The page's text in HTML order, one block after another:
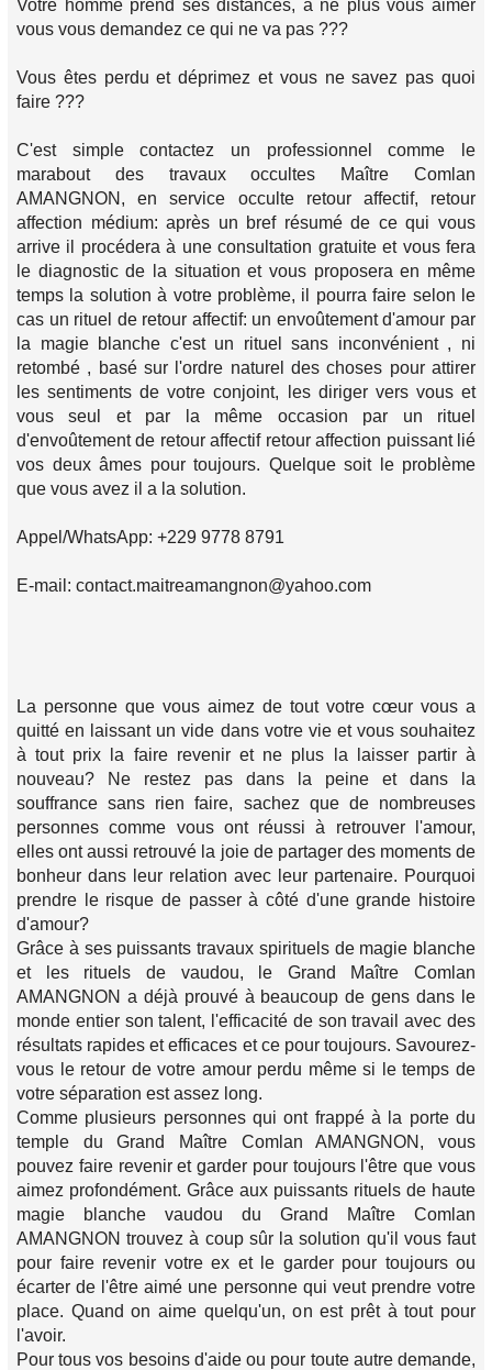
Votre homme prend ses distances, à ne plus vous aimer
vous vous demandez ce qui ne va pas ???
Vous êtes perdu et déprimez et vous ne savez pas quoi
faire ???
C'est simple contactez un professionnel comme le
marabout des travaux occultes Maître Comlan
AMANGNON, en service occulte retour affectif, retour
affection médium: après un bref résumé de ce qui vous
arrive il procédera à une consultation gratuite et vous fera
le diagnostic de la situation et vous proposera en même
temps la solution à votre problème, il pourra faire selon le
cas un rituel de retour affectif: un envoûtement d'amour par
la magie blanche c'est un rituel sans inconvénient , ni
retombé , basé sur l'ordre naturel des choses pour attirer
les sentiments de votre conjoint, les diriger vers vous et
vous seul et par la même occasion par un rituel
d'envoûtement de retour affectif retour affection puissant lié
vos deux âmes pour toujours. Quelque soit le problème
que vous avez il a la solution.
Appel/WhatsApp: +229 9778 8791
E-mail: contact.maitreamangnon@yahoo.com
La personne que vous aimez de tout votre cœur vous a
quitté en laissant un vide dans votre vie et vous souhaitez
à tout prix la faire revenir et ne plus la laisser partir à
nouveau? Ne restez pas dans la peine et dans la
souffrance sans rien faire, sachez que de nombreuses
personnes comme vous ont réussi à retrouver l'amour,
elles ont aussi retrouvé la joie de partager des moments de
bonheur dans leur relation avec leur partenaire. Pourquoi
prendre le risque de passer à côté d'une grande histoire
d'amour?
Grâce à ses puissants travaux spirituels de magie blanche
et les rituels de vaudou, le Grand Maître Comlan
AMANGNON a déjà prouvé à beaucoup de gens dans le
monde entier son talent, l'efficacité de son travail avec des
résultats rapides et efficaces et ce pour toujours. Savourez-
vous le retour de votre amour perdu même si le temps de
votre séparation est assez long.
Comme plusieurs personnes qui ont frappé à la porte du
temple du Grand Maître Comlan AMANGNON, vous
pouvez faire revenir et garder pour toujours l'être que vous
aimez profondément. Grâce aux puissants rituels de haute
magie blanche vaudou du Grand Maître Comlan
AMANGNON trouvez à coup sûr la solution qu'il vous faut
pour faire revenir votre ex et le garder pour toujours ou
écarter de l'être aimé une personne qui veut prendre votre
place. Quand on aime quelqu'un, on est prêt à tout pour
l'avoir.
Pour tous vos besoins d'aide ou pour toute autre demande,